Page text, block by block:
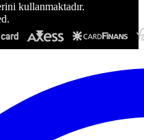
kullanmaktadır.